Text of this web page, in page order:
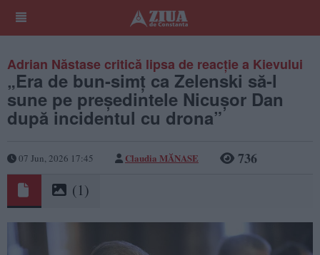
Adrian Năstase critică lipsa de reacție a Kievului
„Era de bun-simț ca Zelenski să-l
sune pe președintele Nicușor Dan
după incidentul cu drona”
07 Jun, 2026 17:45 Claudia MĂNASE 736
(1)